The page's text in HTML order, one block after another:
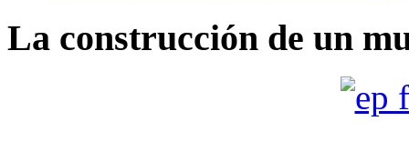
La construcción de un